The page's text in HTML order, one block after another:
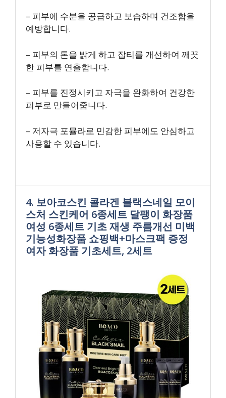
– 피부에 수분을 공급하고 보습하며 건조함을
예방합니다.
– 피부의 톤을 밝게 하고 잡티를 개선하여 깨끗
한 피부를 연출합니다.
– 피부를 진정시키고 자극을 완화하여 건강한
피부로 만들어줍니다.
– 저자극 포뮬라로 민감한 피부에도 안심하고
사용할 수 있습니다.
4. 보아코스킨 콜라겐 블랙스네일 모이
스처 스킨케어 6종세트 달팽이 화장품
여성 6종세트 기초 재생 주름개선 미백
기능성화장품 쇼핑백+마스크팩 증정
여자 화장품 기초세트, 2세트